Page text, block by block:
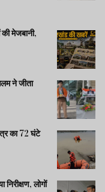
मेजबानी,
ने जीता
का 72 घंटे
लोगों